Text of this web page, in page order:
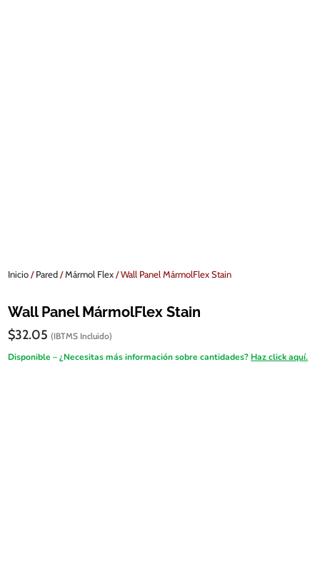
Inicio/Pared/Mármol Flex/ Wall Panel MármolFlex Stain
Wall Panel MármolFlex Stain
$32.05 (IBTMS Incluido)
Disponible – ¿Necesitas más información sobre cantidades? Haz click aquí.